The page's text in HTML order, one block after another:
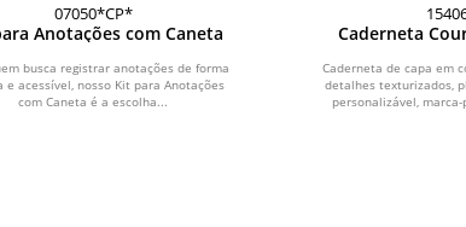
07050*CP*
Anotações com Caneta
busca registrar anotações de forma
e acessível, nosso Kit para Anotações
com Caneta é a escolha...
Caderneta
Caderneta de capa em
detalhes texturizados,
personalizável,